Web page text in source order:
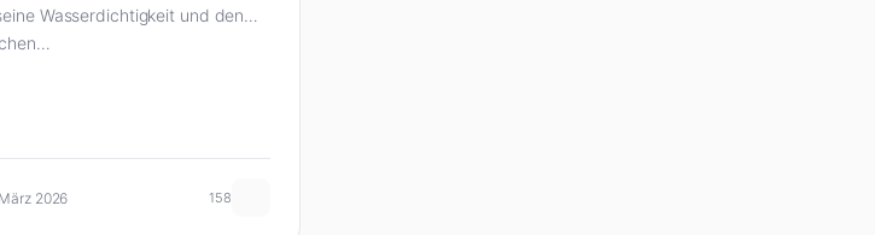
Wasserdichtigkeit und den
2026 158